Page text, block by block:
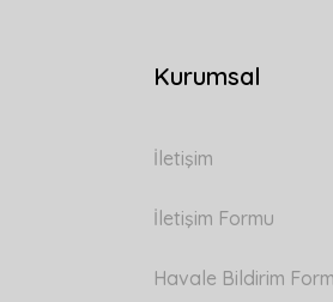
Kurumsal
İletişim
İletişim Formu
Havale Bildirim